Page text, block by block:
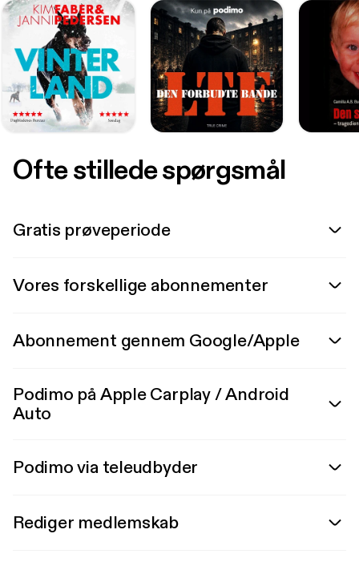
Ofte stillede spørgsmål
Gratis prøveperiode
Vores forskellige abonnementer
Abonnement gennem Google/Apple
Podimo på Apple Carplay / Android
Auto
Podimo via teleudbyder
Rediger medlemskab